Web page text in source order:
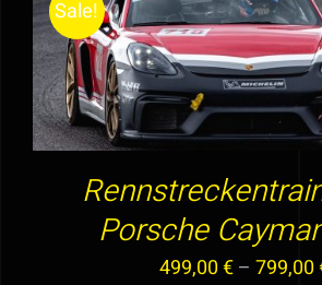
Sale!
AUSFÜHRUNG WÄHLEN
AUF.
DIE
/
Porsche
499,00€– 799,00